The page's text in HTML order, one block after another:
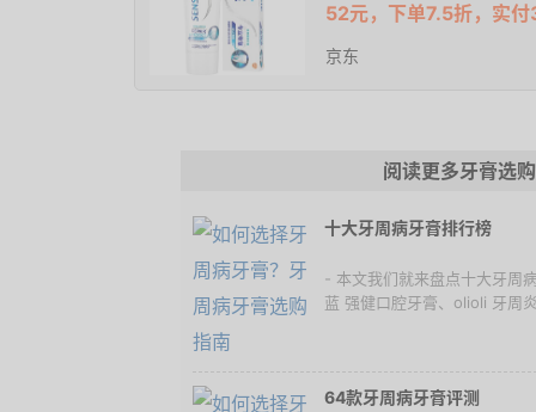
52元，下单7.5折，实
京东
阅读更多牙膏选
十大牙周病牙膏排行榜
- 本文我们就来盘点十大牙周
蓝 强健口腔牙膏、olioli 牙周
64款牙周病牙膏评测